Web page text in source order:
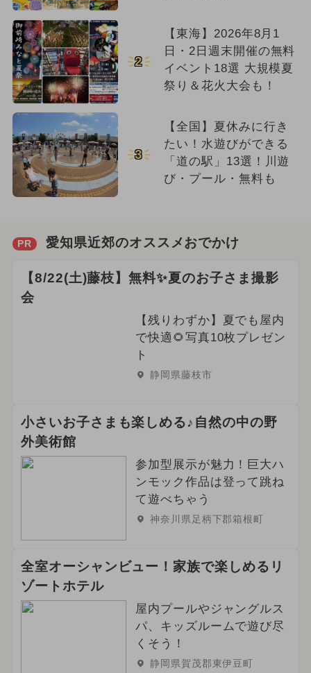
2
【東海】2026年8月1
日・2日週末開催の無料
イベント18選 大規模夏
祭り＆花火大会も！
3
【全国】夏休みに行き
たい！水遊びができる
「道の駅」13選！川遊
び・プール・無料も
PR 愛知県近郊のオススメおでかけ
【8/22(土)藤枝】無料✨夏のお子さま撮影
会
【残りわずか】夏でも屋内
で快適🌻写真10枚プレゼン
ト
静岡県藤枝市
小さいお子さまも楽しめる♪自然の中の野
外美術館
参加型展示が魅力！巨大ハ
ンモック作品は登って跳ね
て遊べちゃう
神奈川県足柄下郡箱根町
全室オーシャンビュー！家族で楽しめるリ
ゾートホテル
屋内プールやジャングルス
パ、キッズルームで遊び尽
くそう！
静岡県賀茂郡東伊豆町